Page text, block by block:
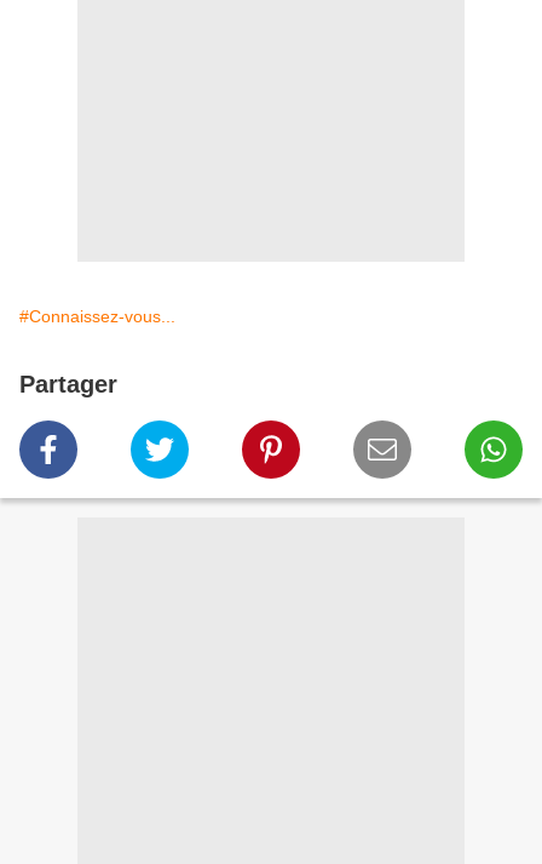
#Connaissez-vous...
Partager